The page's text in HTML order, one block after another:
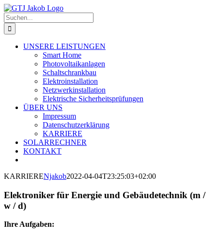
Zum
Inhalt
springen
Suche
nach:
UNSERE LEISTUNGEN
Smart Home
Photovoltaikanlagen
Schaltschrankbau
Elektroinstallation
Netzwerkinstallation
Elektrische Sicherheitsprüfungen
ÜBER UNS
Impressum
Datenschutzerklärung
KARRIERE
SOLARRECHNER
KONTAKT
KARRIERENjakob2022-04-04T23:25:03+02:00
Elektroniker für Energie und Gebäudetechnik (m /
w / d)
Ihre Aufgaben: